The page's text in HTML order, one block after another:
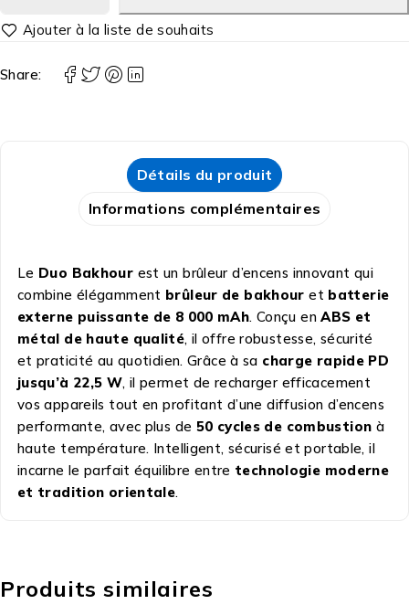
Share:
Détails du produit
Informations complémentaires
Le Duo Bakhour est un brûleur d’encens innovant qui
combine élégamment brûleur de bakhour et batterie
externe puissante de 8 000 mAh. Conçu enABS et
métal de haute qualité, il offre robustesse, sécurité
et praticité au quotidien. Grâce à sa charge rapide PD
jusqu’à 22,5 W, il permet de recharger efficacement
vos appareils tout en profitant d’une diffusion d’encens
performante, avec plus de 50 cycles de combustion à
haute température. Intelligent, sécurisé et portable, il
incarne le parfait équilibre entre technologie moderne
et tradition orientale.
Produits similaires